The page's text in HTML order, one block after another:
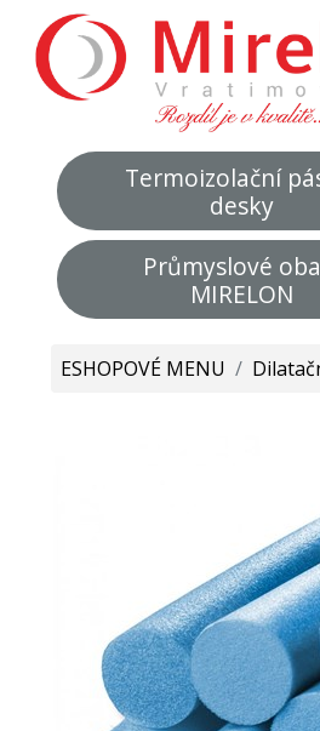
Termoizolační
desky
Průmyslové
MIRELON
ESHOPOVÉ MENU /